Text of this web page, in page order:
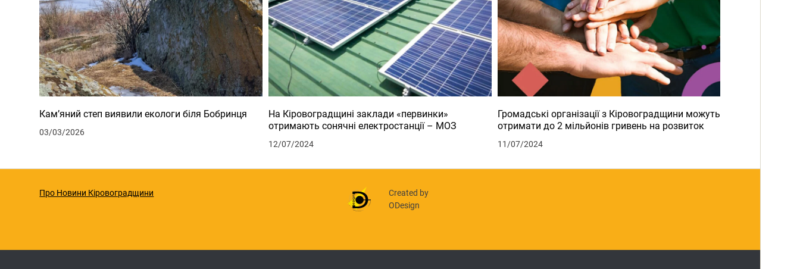
Кам’яний степ виявили екологи біля Бобринця
03/03/2026
На Кіровоградщині заклади «первинки»
отримають сонячні електростанції – МОЗ
12/07/2024
Громадські організації з Кіровоградщини можуть
отримати до 2 мільйонів гривень на розвиток
11/07/2024
Про Новини Кіровоградщини
Created by
ODesign